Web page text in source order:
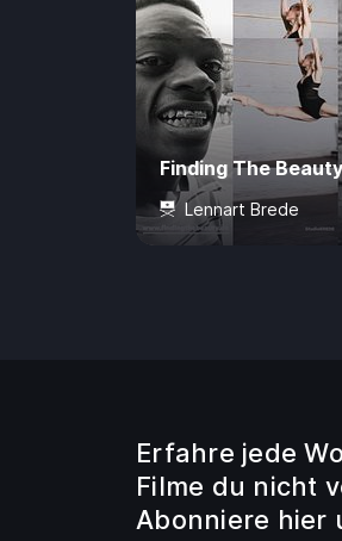
Finding The Beauty
Lennart Brede
Erfahre jede
Filme du nicht
Abonniere hier